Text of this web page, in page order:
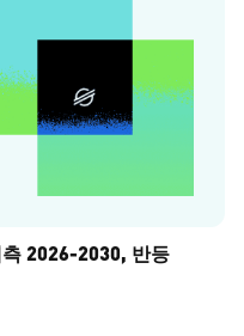
2026-2030, 반등